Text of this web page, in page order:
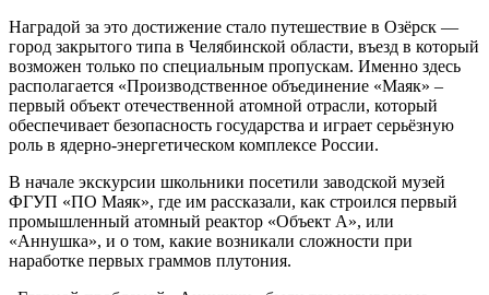
Наградой за это достижение стало путешествие в Озёрск —
город закрытого типа в Челябинской области, въезд в который
возможен только по специальным пропускам. Именно здесь
располагается «Производственное объединение «Маяк» –
первый объект отечественной атомной отрасли, который
обеспечивает безопасность государства и играет серьёзную
роль в ядерно-энергетическом комплексе России.
В начале экскурсии школьники посетили заводской музей
ФГУП «ПО Маяк», где им рассказали, как строился первый
промышленный атомный реактор «Объект А», или
«Аннушка», и о том, какие возникали сложности при
наработке первых граммов плутония.